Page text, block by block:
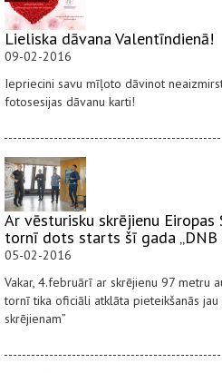
Lieliska dāvana Valentīndienā!
09-02-2016
Iepriecini savu mīļoto dāvinot
fotosesijas dāvanu karti!
Ar vēsturisku skrējienu Eiropas
tornī dots starts šī gada „DNB
05-02-2016
Vakar, 4.februārī ar skrējienu 97 metru
tornī tika oficiāli atklāta pieteikšanās jau
skrējienam”